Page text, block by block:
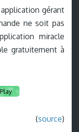
gérant
ne soit pas
miracle
gratuitement à
(source)